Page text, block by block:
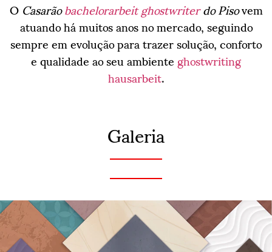
OCasarãobachelorarbeit ghostwriterdo Pisovem
atuando há muitos anos no mercado, seguindo
sempre em evolução para trazer solução, conforto
e qualidade ao seu ambienteghostwriting
hausarbeit.
Galeria